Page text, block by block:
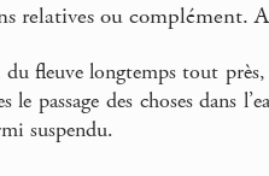
relatives ou complément.
fleuve longtemps tout près,
le passage des choses
suspendu.